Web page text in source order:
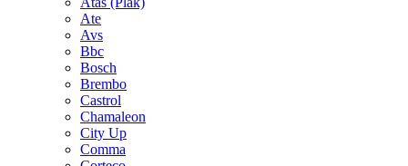
Ate
Avs
Bbc
Bosch
Brembo
Castrol
Chamaleon
City Up
Comma